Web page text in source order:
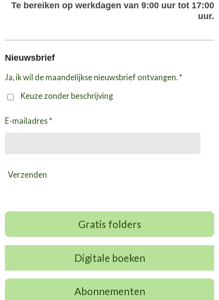
Te bereiken op werkdagen van 9:00 uur tot 17:00
uur.
Nieuwsbrief
Ja, ik wil de maandelijkse nieuwsbrief ontvangen. *
Keuze zonder beschrijving
E-mailadres *
Verzenden
Gratis folders
Digitale boeken
Abonnementen